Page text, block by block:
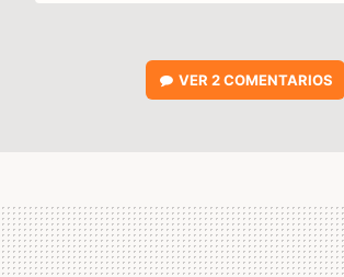
VER2 COMENTARIOS